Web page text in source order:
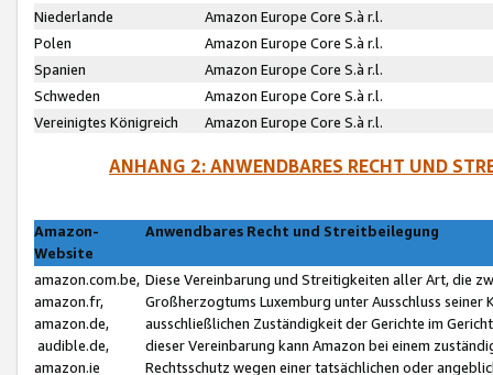
Niederlande
Amazon Europe Core S.à r.l.
Polen
Amazon Europe Core S.à r.l.
Spanien
Amazon Europe Core S.à r.l.
Schweden
Amazon Europe Core S.à r.l.
Vereinigtes Königreich
Amazon Europe Core S.à r.l.
ANHANG 2: ANWENDBARES RECHT UND
Amazon-
Website
Anwendbares Recht und Streitbeilegung
amazon.com.be,
amazon.fr,
amazon.de,
audible.de,
amazon.ie
Diese Vereinbarung und Streitigkeiten aller Art, die
Großherzogtums Luxemburg unter Ausschluss
ausschließlichen Zuständigkeit der Gerichte im
dieser Vereinbarung kann Amazon bei einem
Rechtsschutz wegen einer tatsächlichen oder